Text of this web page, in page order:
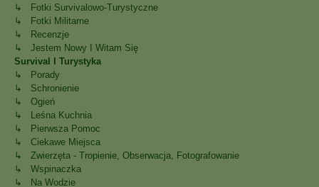
↳ Fotki Survivalowo-Turystyczne
↳ Fotki Militarne
↳ Recenzje
↳ Jestem Nowy I Witam Się
Survival I Turystyka
↳ Porady
↳ Schronienie
↳ Ogień
↳ Leśna Kuchnia
↳ Pierwsza Pomoc
↳ Ciekawe Miejsca
↳ Zwierzęta - Tropienie, Obserwacja, Fotografowanie
↳ Wspinaczka
↳ Na Wodzie